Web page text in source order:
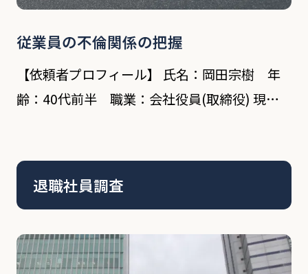
従業員の不倫関係の把握
【依頼者プロフィール】 氏名：岡田宗樹 年
齢：40代前半 職業：会社役員(取締役) 現
所の責任者として勤務している。その営業所
で、社内不 […]
退職社員調査